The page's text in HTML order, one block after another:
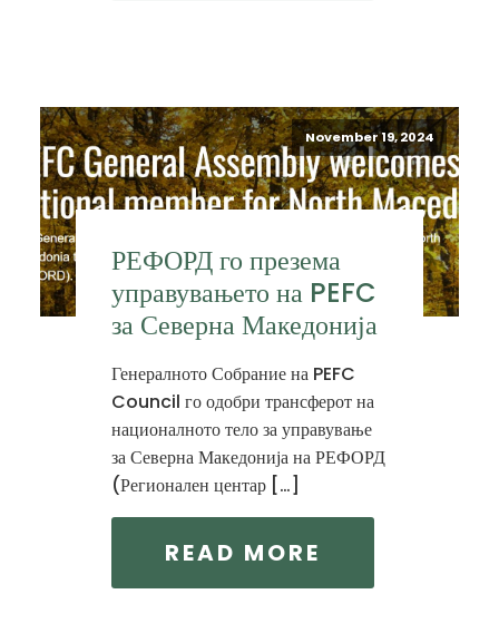
November 19, 2024
РЕФОРД го презема
управувањето на PEFC
за Северна Македонија
Генералното Собрание на PEFC
Council го одобри трансферот на
националното тело за управување
за Северна Македонија на РЕФОРД
(Регионален центар […]
READ MORE